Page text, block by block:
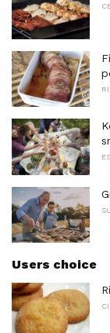
Users choice